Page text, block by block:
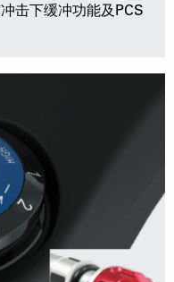
击下缓冲功能及PCS